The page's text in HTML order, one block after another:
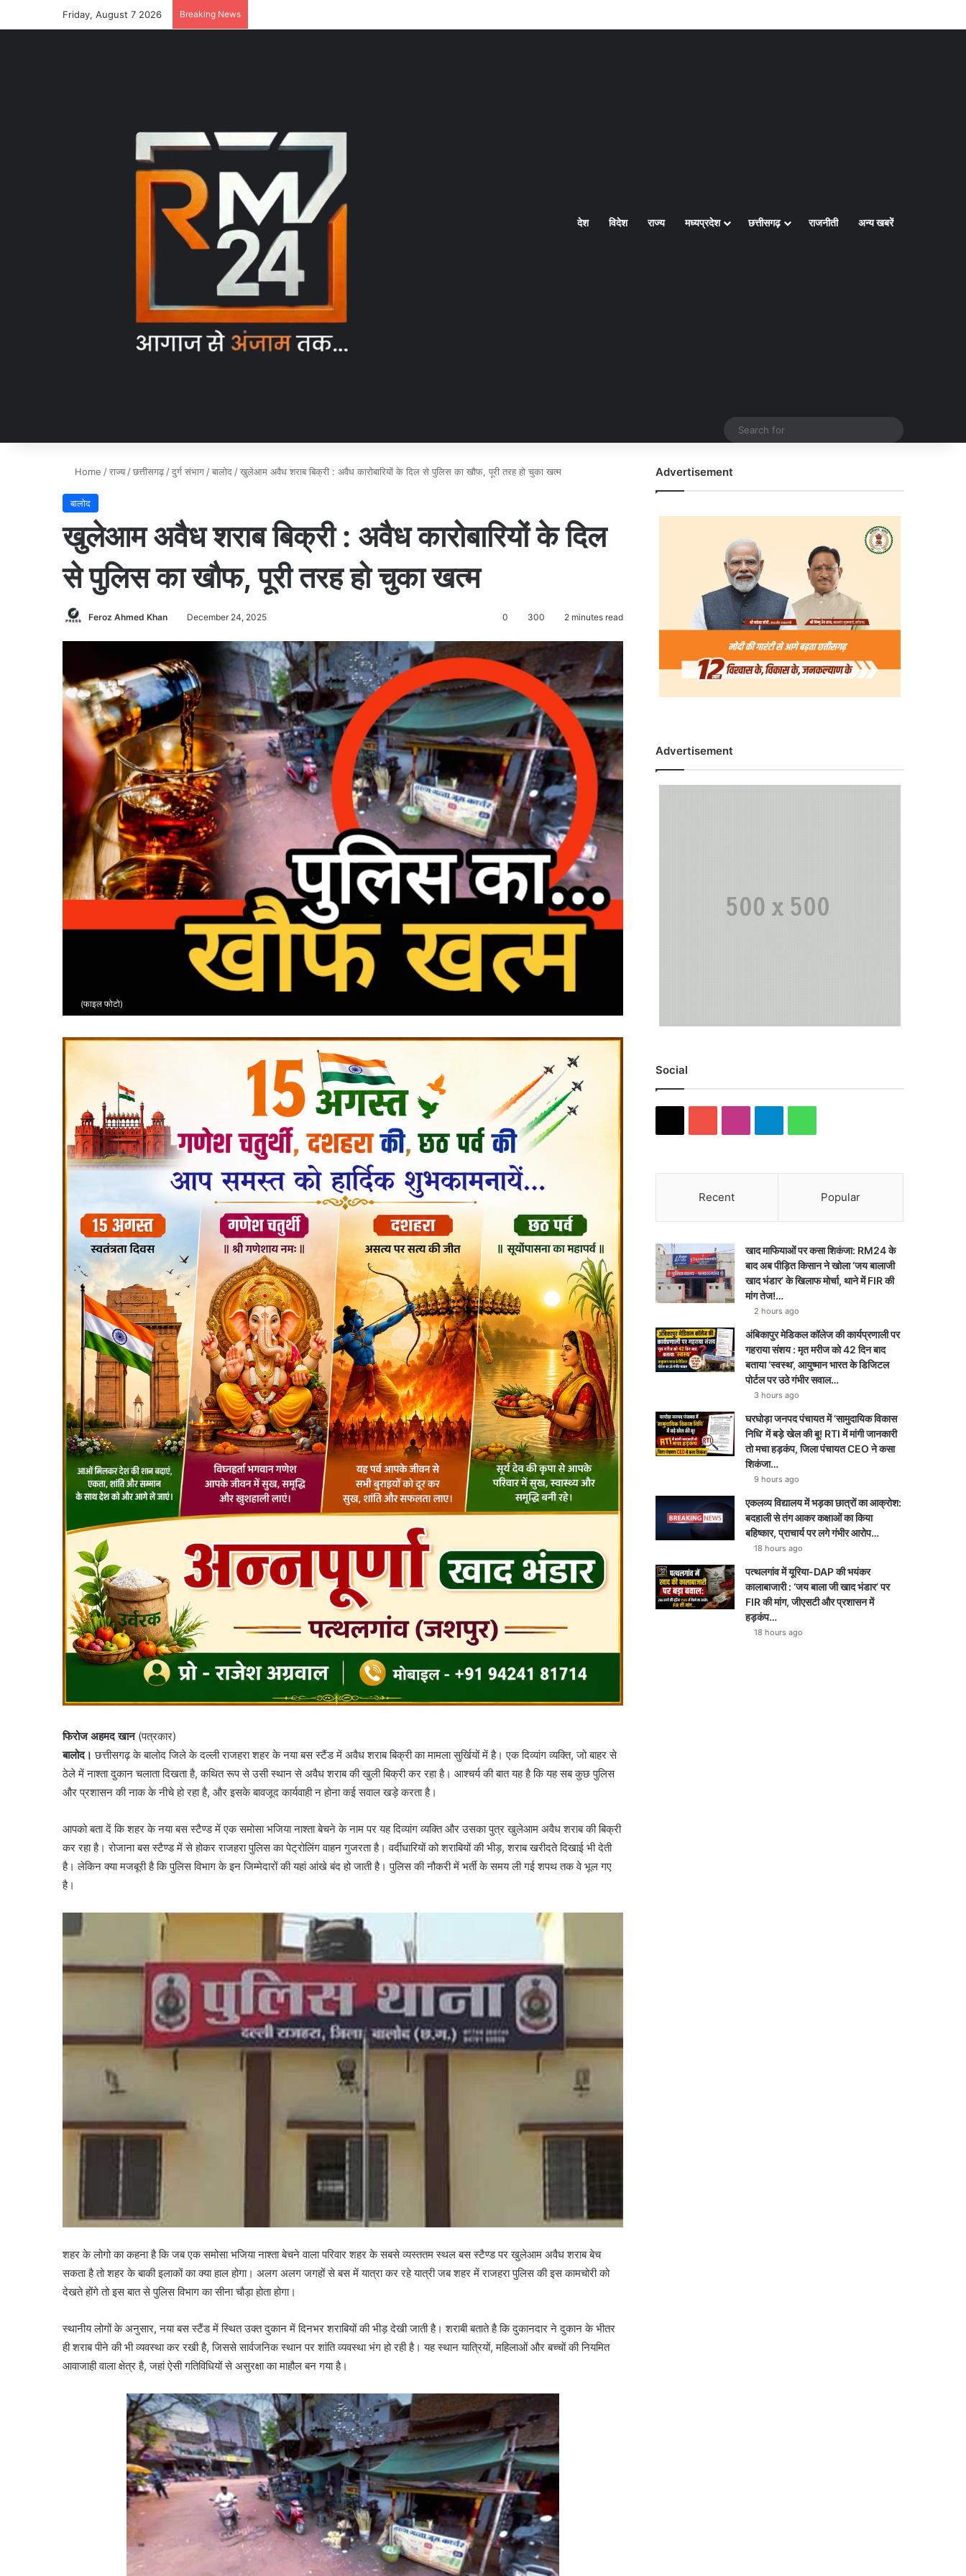
Friday, August 7 2026 Breaking News
Homeदेश विदेश राज्य मध्यप्रदेश छत्तीसगढ़ राजनीती अन्य खबरें
Home /राज्य /छत्तीसगढ़ /दुर्ग संभाग /बालोद /खुलेआम अवैध शराब बिक्री : अवैध कारोबारियों के दिल से पुलिस का खौफ, पूरी तरह हो चुका खत्म
बालोद
खुलेआम अवैध शराब बिक्री : अवैध कारोबारियों के दिल
से पुलिस का खौफ, पूरी तरह हो चुका खत्म
Feroz Ahmed Khan December 24, 2025 0 300 2 minutes read
(फाइल फोटो)
फिरोज अहमद खान(पत्रकार)
बालोद। छत्तीसगढ़ के बालोद जिले के दल्ली राजहरा शहर के नया बस स्टैंड में अवैध शराब बिक्री का मामला सुर्खियों में है। एक दिव्यांग व्यक्ति, जो बाहर से
ठेले में नाश्ता दुकान चलाता दिखता है, कथित रूप से उसी स्थान से अवैध शराब की खुली बिक्री कर रहा है। आश्चर्य की बात यह है कि यह सब कुछ पुलिस
और प्रशासन की नाक के नीचे हो रहा है, और इसके बावजूद कार्यवाही न होना कई सवाल खड़े करता है।
आपको बता दें कि शहर के नया बस स्टैण्ड में एक समोसा भजिया नाश्ता बेचने के नाम पर यह दिव्यांग व्यक्ति और उसका पुत्र खुलेआम अवैध शराब की बिक्री
कर रहा है। रोजाना बस स्टैण्ड में से होकर राजहरा पुलिस का पेट्रोलिंग वाहन गुजरता है। वर्दीधारियों को शराबियों की भीड़, शराब खरीदते दिखाई भी देती
है। लेकिन क्या मजबूरी है कि पुलिस विभाग के इन जिम्मेदारों की यहां आंखे बंद हो जाती है। पुलिस की नौकरी में भर्ती के समय ली गई शपथ तक वे भूल गए
है।
शहर के लोगो का कहना है कि जब एक समोसा भजिया नाश्ता बेचने वाला परिवार शहर के सबसे व्यस्ततम स्थल बस स्टैण्ड पर खुलेआम अवैध शराब बेच
सकता है तो शहर के बाकी इलाकों का क्या हाल होगा। अलग अलग जगहों से बस में यात्रा कर रहे यात्री जब शहर में राजहरा पुलिस की इस कामचोरी को
देखते होंगे तो इस बात से पुलिस विभाग का सीना चौड़ा होता होगा।
स्थानीय लोगों के अनुसार, नया बस स्टैंड में स्थित उक्त दुकान में दिनभर शराबियों की भीड़ देखी जाती है। शराबी बताते है कि दुकानदार ने दुकान के भीतर
ही शराब पीने की भी व्यवस्था कर रखी है, जिससे सार्वजनिक स्थान पर शांति व्यवस्था भंग हो रही है। यह स्थान यात्रियों, महिलाओं और बच्चों की नियमित
आवाजाही वाला क्षेत्र है, जहां ऐसी गतिविधियों से असुरक्षा का माहौल बन गया है।
Advertisement
Advertisement
Social
u
T
b
e
s
g
r
m
l
r
a
A
Recent Popular
खाद माफियाओं पर कसा शिकंजा: RM24 के
बाद अब पीड़ित किसान ने खोला ‘जय बालाजी
खाद भंडार’ के खिलाफ मोर्चा, थाने में FIR की
मांग तेज!…
2 hours ago
अंबिकापुर मेडिकल कॉलेज की कार्यप्रणाली पर
गहराया संशय : मृत मरीज को 42 दिन बाद
बताया ‘स्वस्थ’, आयुष्मान भारत के डिजिटल
पोर्टल पर उठे गंभीर सवाल…
3 hours ago
घरघोड़ा जनपद पंचायत में ‘सामुदायिक विकास
निधि’ में बड़े खेल की बू! RTI में मांगी जानकारी
तो मचा हड़कंप, जिला पंचायत CEO ने कसा
शिकंजा…
9 hours ago
एकलव्य विद्यालय में भड़का छात्रों का आक्रोश:
बदहाली से तंग आकर कक्षाओं का किया
बहिष्कार, प्राचार्य पर लगे गंभीर आरोप…
18 hours ago
पत्थलगांव में यूरिया-DAP की भयंकर
कालाबाजारी : ‘जय बाला जी खाद भंडार’ पर
FIR की मांग, जीएसटी और प्रशासन में
हड़कंप…
18 hours ago